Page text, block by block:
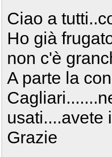
Ciao a
Ho già
non c'è
A parte la
usati....avete
Grazie